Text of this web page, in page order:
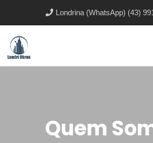
Londrina (WhatsApp) (43)
Quem